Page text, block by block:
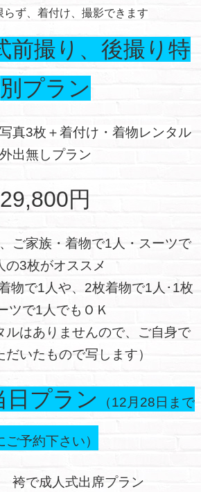
ず、着付け、撮影できます
前撮り、後撮り特
別プラン
真3枚＋着付け・着物レンタル
外出無しプラン
29,800円
ご家族・着物で1人・スーツで
の3枚がオススメ
物で1人や、2枚着物で1人･1枚
ツで1人でもＯＫ
ルはありませんので、ご自身で
だいたもので写します）
日プラン （12月28日まで
ご予約下さい）
袴で成人式出席プラン